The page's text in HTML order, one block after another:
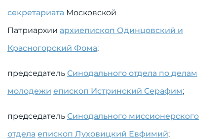
секретариата Московской
Патриархии архиепископ Одинцовский и
Красногорский Фома;
председатель Синодального отдела по делам
молодежи епископ Истринский Серафим;
председатель Синодального миссионерского
отдела епископ Луховицкий Евфимий;